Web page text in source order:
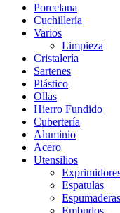
Porcelana
Cuchillería
Varios
Limpieza
Cristalería
Sartenes
Plástico
Ollas
Hierro Fundido
Cubertería
Aluminio
Acero
Utensilios
Espatulas
Espumaderas
Embudos